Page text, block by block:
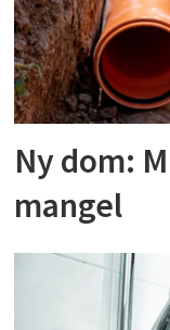
Ny dom:
mangel